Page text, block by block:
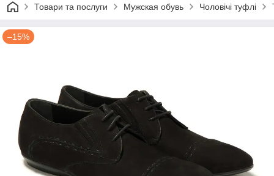
Товари та послуги Мужская обувь Чоловічі туфлі
–15%